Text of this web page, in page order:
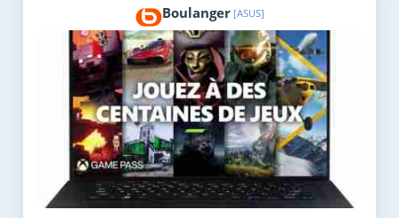
Boulanger [ASUS]